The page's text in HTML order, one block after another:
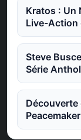
Kratos : Un
Live-Action
Steve
Série
Découverte